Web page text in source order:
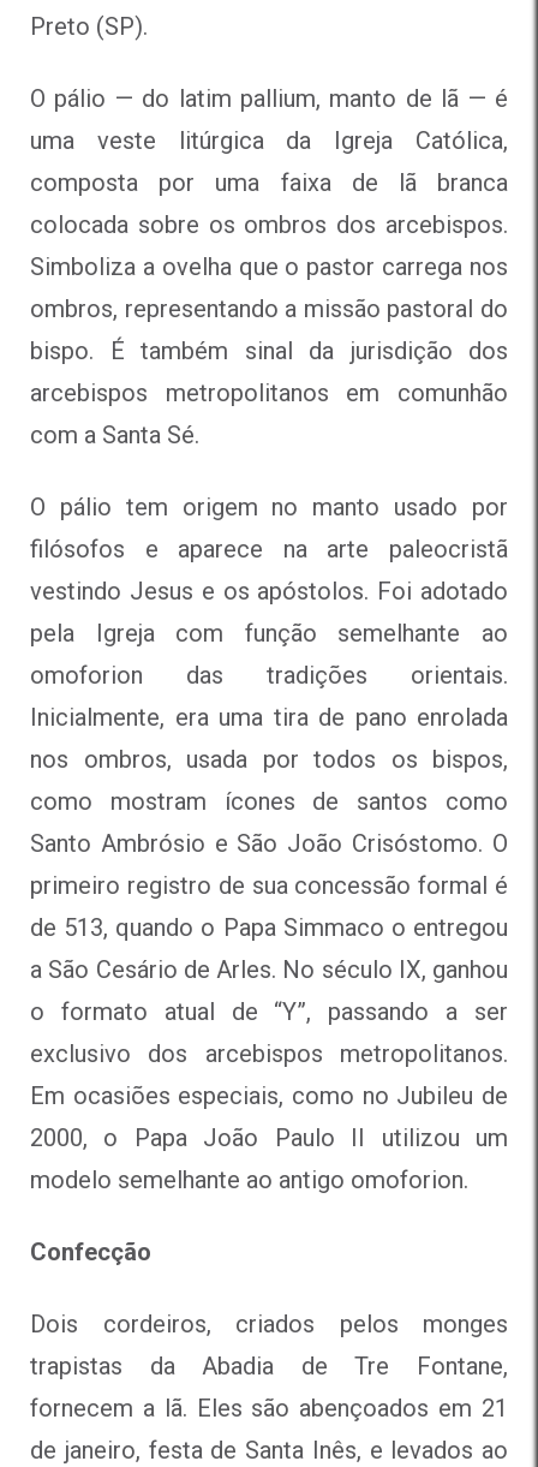
Preto (SP).
O pálio — do latim pallium, manto de lã — é
uma veste litúrgica da Igreja Católica,
composta por uma faixa de lã branca
colocada sobre os ombros dos arcebispos.
Simboliza a ovelha que o pastor carrega nos
ombros, representando a missão pastoral do
bispo. É também sinal da jurisdição dos
arcebispos metropolitanos em comunhão
com a Santa Sé.
O pálio tem origem no manto usado por
filósofos e aparece na arte paleocristã
vestindo Jesus e os apóstolos. Foi adotado
pela Igreja com função semelhante ao
omoforion das tradições orientais.
Inicialmente, era uma tira de pano enrolada
nos ombros, usada por todos os bispos,
como mostram ícones de santos como
Santo Ambrósio e São João Crisóstomo. O
primeiro registro de sua concessão formal é
de 513, quando o Papa Simmaco o entregou
a São Cesário de Arles. No século IX, ganhou
o formato atual de “Y”, passando a ser
exclusivo dos arcebispos metropolitanos.
Em ocasiões especiais, como no Jubileu de
2000, o Papa João Paulo II utilizou um
modelo semelhante ao antigo omoforion.
Confecção
Dois cordeiros, criados pelos monges
trapistas da Abadia de Tre Fontane,
fornecem a lã. Eles são abençoados em 21
de janeiro, festa de Santa Inês, e levados ao